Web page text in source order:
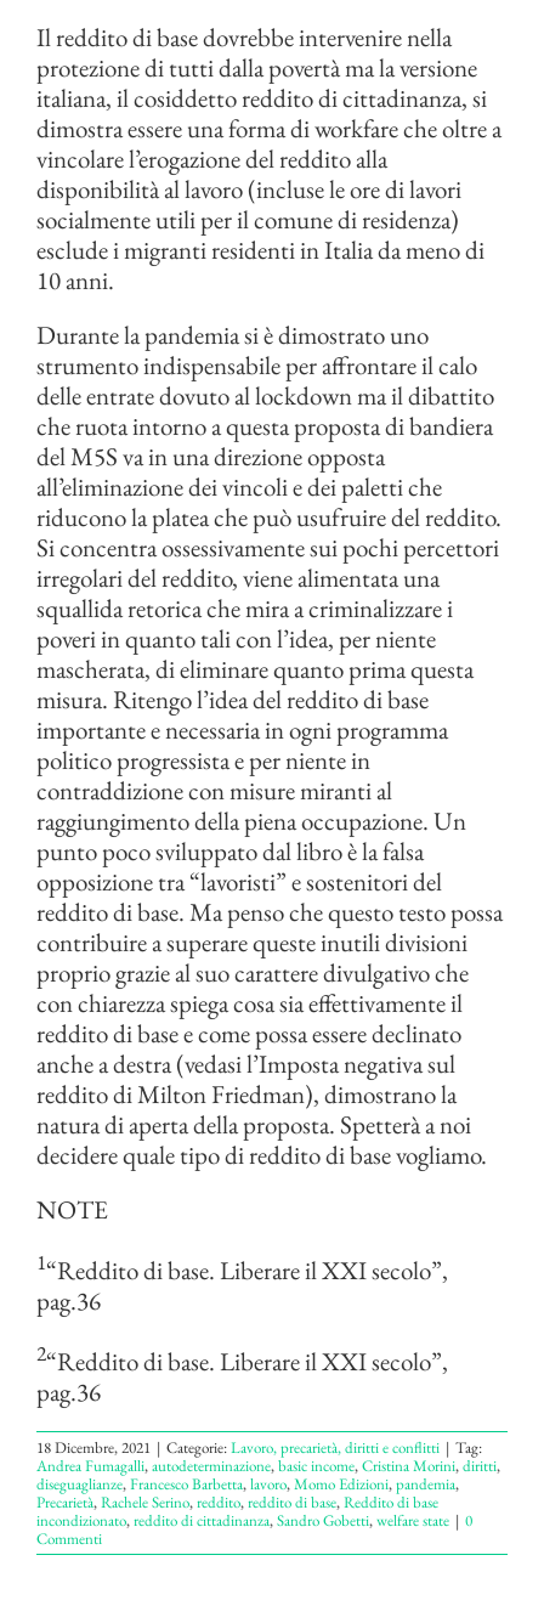
Il reddito di base dovrebbe intervenire nella
protezione di tutti dalla povertà ma la versione
italiana, il cosiddetto reddito di cittadinanza, si
dimostra essere una forma di workfare che oltre a
vincolare l’erogazione del reddito alla
disponibilità al lavoro (incluse le ore di lavori
socialmente utili per il comune di residenza)
esclude i migranti residenti in Italia da meno di
10 anni.
Durante la pandemia si è dimostrato uno
strumento indispensabile per affrontare il calo
delle entrate dovuto al lockdown ma il dibattito
che ruota intorno a questa proposta di bandiera
del M5S va in una direzione opposta
all’eliminazione dei vincoli e dei paletti che
riducono la platea che può usufruire del reddito.
Si concentra ossessivamente sui pochi percettori
irregolari del reddito, viene alimentata una
squallida retorica che mira a criminalizzare i
poveri in quanto tali con l’idea, per niente
mascherata, di eliminare quanto prima questa
misura. Ritengo l’idea del reddito di base
importante e necessaria in ogni programma
politico progressista e per niente in
contraddizione con misure miranti al
raggiungimento della piena occupazione. Un
punto poco sviluppato dal libro è la falsa
opposizione tra “lavoristi” e sostenitori del
reddito di base. Ma penso che questo testo possa
contribuire a superare queste inutili divisioni
proprio grazie al suo carattere divulgativo che
con chiarezza spiega cosa sia effettivamente il
reddito di base e come possa essere declinato
anche a destra (vedasi l’Imposta negativa sul
reddito di Milton Friedman), dimostrano la
natura di aperta della proposta. Spetterà a noi
decidere quale tipo di reddito di base vogliamo.
NOTE
1“Reddito di base. Liberare il XXI secolo”,
pag.36
2“Reddito di base. Liberare il XXI secolo”,
pag.36
18 Dicembre, 2021 | Categorie:Lavoro, precarietà, diritti e conflitti | Tag:
Andrea Fumagalli,autodeterminazione,basic income,Cristina Morini,diritti,
diseguaglianze,Francesco Barbetta,lavoro,Momo Edizioni,pandemia,
Precarietà,Rachele Serino,reddito,reddito di base,Reddito di base
incondizionato,reddito di cittadinanza,Sandro Gobetti,welfare state | 0
Commenti